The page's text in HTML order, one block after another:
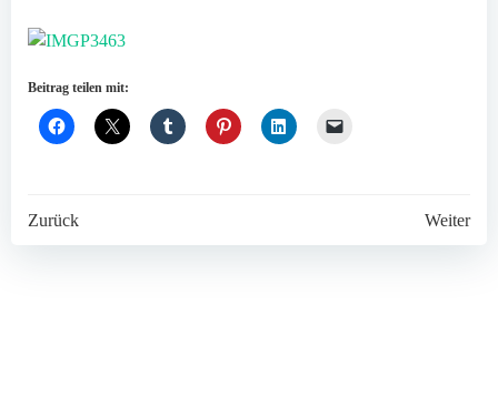
Beitrag teilen mit:
Post
Zurück
Post
Weiter